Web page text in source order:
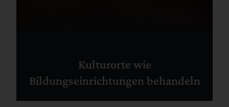
Kulturorte wie
Bildungseinrichtungen behandeln